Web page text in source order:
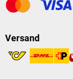
Versand